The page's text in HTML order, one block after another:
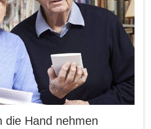
die Hand nehmen